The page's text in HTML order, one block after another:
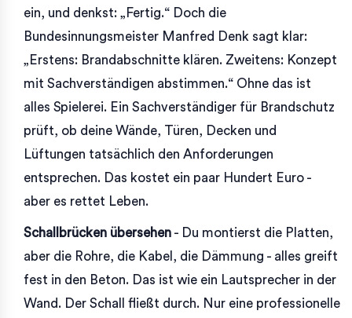
ein, und denkst: „Fertig.“ Doch die
Bundesinnungsmeister Manfred Denk sagt klar:
„Erstens: Brandabschnitte klären. Zweitens: Konzept
mit Sachverständigen abstimmen.“ Ohne das ist
alles Spielerei. Ein Sachverständiger für Brandschutz
prüft, ob deine Wände, Türen, Decken und
Lüftungen tatsächlich den Anforderungen
entsprechen. Das kostet ein paar Hundert Euro -
aber es rettet Leben.
Schallbrücken übersehen - Du montierst die Platten,
aber die Rohre, die Kabel, die Dämmung - alles greift
fest in den Beton. Das ist wie ein Lautsprecher in der
Wand. Der Schall fließt durch. Nur eine professionelle